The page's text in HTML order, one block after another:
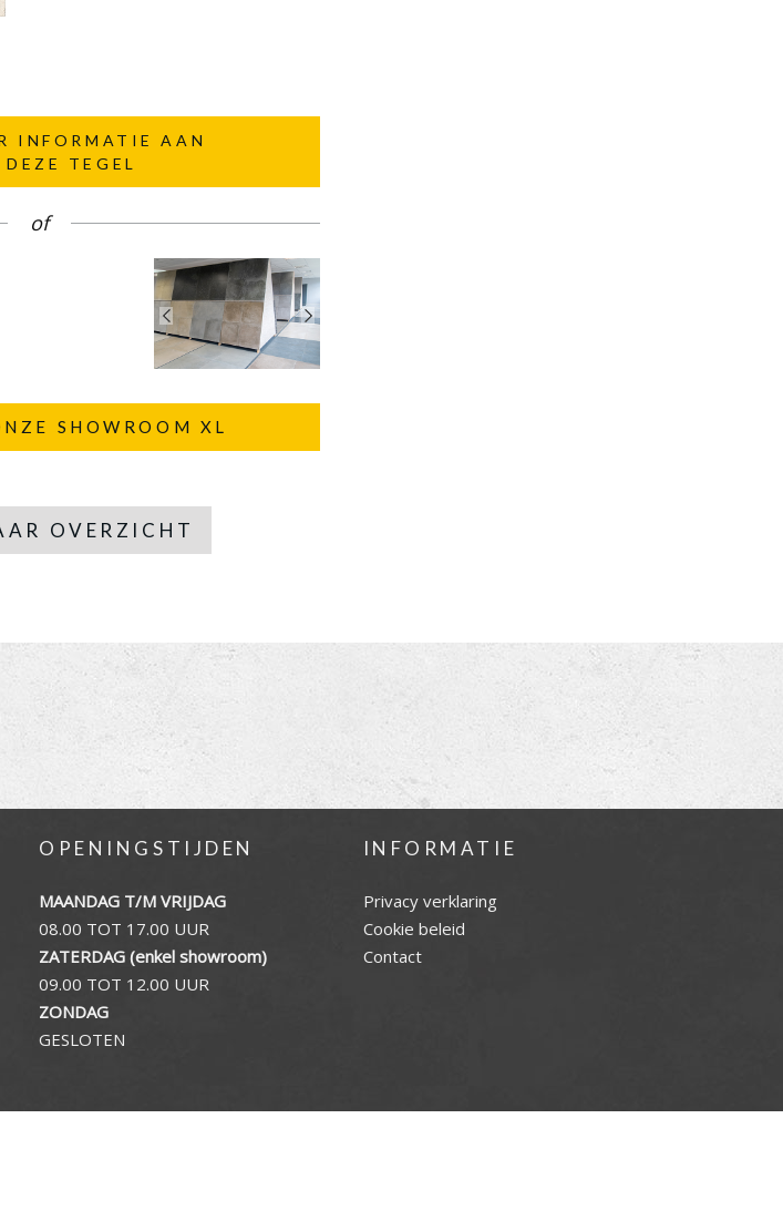
INFORMATIE AAN
TEGEL
of
SHOWROOM XL
OVERZICHT
OPENINGSTIJDEN
MAANDAG T/M VRIJDAG
08.00 TOT 17.00 UUR
ZATERDAG (enkel showroom)
09.00 TOT 12.00 UUR
ZONDAG
GESLOTEN
INFORMATIE
Privacy verklaring
Cookie beleid
Contact